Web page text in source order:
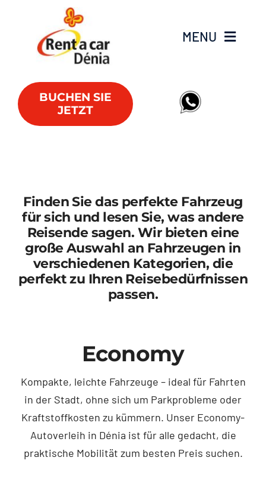
MENU
Fahrzeugflotte
Lieferwagen
FAQs
Club RAC
BUCHEN SIE
JETZT
Finden Sie das perfekte Fahrzeug
für sich und lesen Sie, was andere
Reisende sagen. Wir bieten eine
große Auswahl an Fahrzeugen in
verschiedenen Kategorien, die
perfekt zu Ihren Reisebedürfnissen
passen.
Economy
Kompakte, leichte Fahrzeuge – ideal für Fahrten
in der Stadt, ohne sich um Parkprobleme oder
Kraftstoffkosten zu kümmern. Unser Economy-
Autoverleih in Dénia ist für alle gedacht, die
praktische Mobilität zum besten Preis suchen.